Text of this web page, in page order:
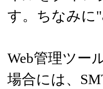
す。ちなみに
Web管理ツー
場合には、